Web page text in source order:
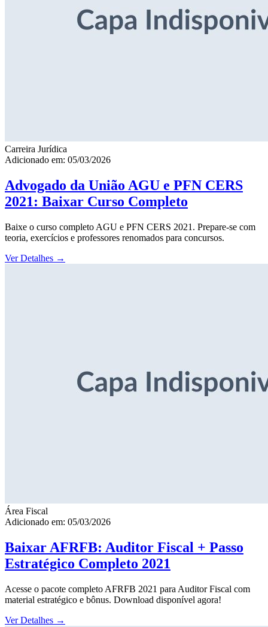
Carreira Jurídica
Adicionado em: 05/03/2026
Advogado da União AGU e PFN CERS
2021: Baixar Curso Completo
Baixe o curso completo AGU e PFN CERS 2021. Prepare-se com
teoria, exercícios e professores renomados para concursos.
Ver Detalhes →
Área Fiscal
Adicionado em: 05/03/2026
Baixar AFRFB: Auditor Fiscal + Passo
Estratégico Completo 2021
Acesse o pacote completo AFRFB 2021 para Auditor Fiscal com
material estratégico e bônus. Download disponível agora!
Ver Detalhes →